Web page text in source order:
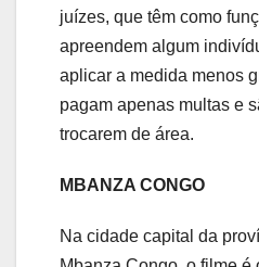
juízes, que têm como
apreendem algum
aplicar a medida menos
pagam apenas multas e
trocarem de área.
MBANZA CONGO
Na cidade capital da